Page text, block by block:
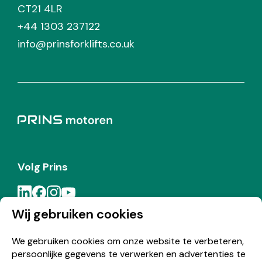
Wij gebruiken cookies
We gebruiken cookies om onze website te verbeteren,
persoonlijke gegevens te verwerken en advertenties te
CT21 4LR
+44 1303 237122
info@prinsforklifts.co.uk
Volg Prins
Meld je aan voor de Prins nieuwsbrief